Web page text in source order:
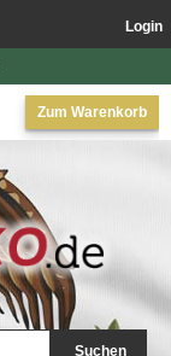
Suchen
Login
Zum Warenkorb